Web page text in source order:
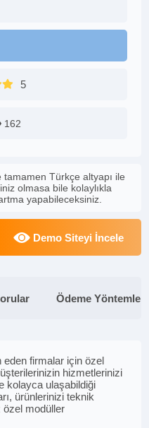
5
162
tamamen Türkçe altyapı ile
olmasa bile kolaylıkla
yapabileceksiniz.
Demo Siteyi İncele
Ödeme Yöntemleri
eden firmalar için özel
hizmetlerinizi
kolayca ulaşabildiği
ürünlerinizi teknik
özel modüller